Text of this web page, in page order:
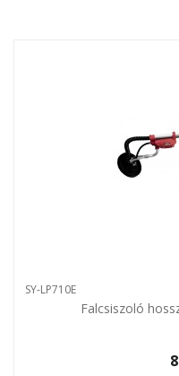
SY-LP710E
Falcsiszoló